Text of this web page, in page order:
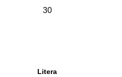
30
Litera